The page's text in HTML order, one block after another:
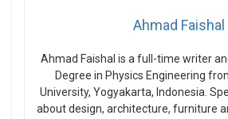
Ahmad Faishal
Ahmad Faishal is a full-time writer
Degree in Physics Engineering
University, Yogyakarta, Indonesia.
about design, architecture, furniture